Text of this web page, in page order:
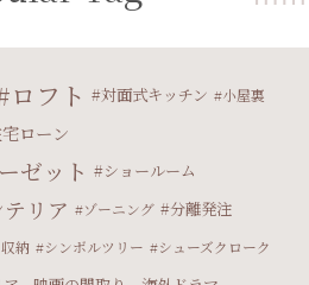
ロフト 対面式キッチン 小屋裏
ローン
ゼット ショールーム
リア ゾーニング 分離発注
納 シンボルツリー シューズクローク